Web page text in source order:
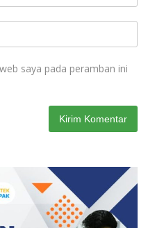
saya pada peramban ini